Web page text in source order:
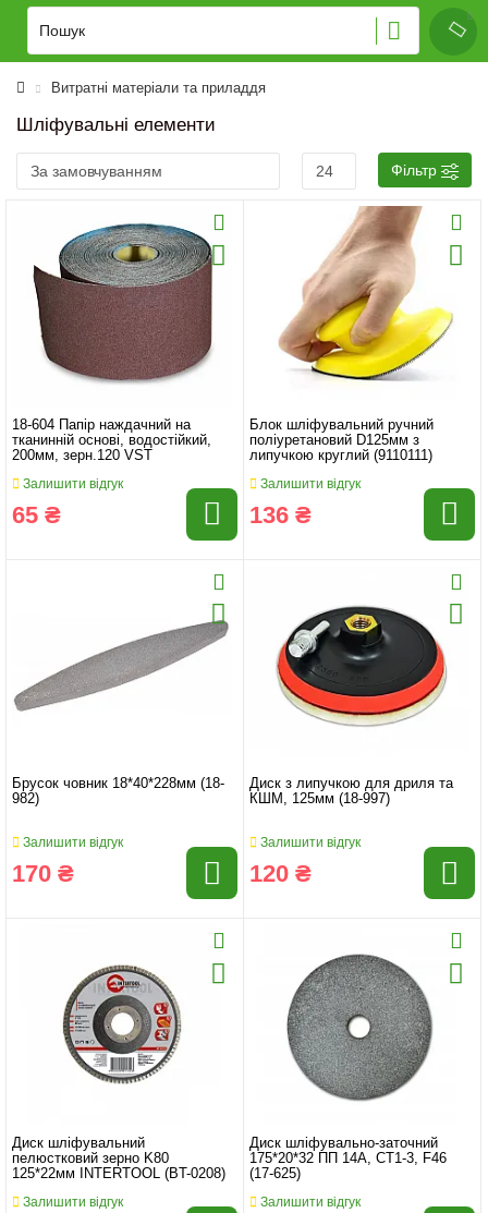
Витратні матеріали та приладдя
Шліфувальні елементи
Фільтр
18-604 Папір наждачний на
тканинній основі, водостійкий,
200мм, зерн.120 VST
Залишити відгук
65 ₴
Блок шліфувальний ручний
поліуретановий D125мм з
липучкою круглий (9110111)
Залишити відгук
136 ₴
Брусок човник 18*40*228мм (18-
982)
Залишити відгук
170 ₴
Диск з липучкою для дриля та
КШМ, 125мм (18-997)
Залишити відгук
120 ₴
Диск шліфувальний
пелюстковий зерно K80
125*22мм INTERTOOL (BT-0208)
Залишити відгук
Диск шліфувально-заточний
175*20*32 ПП 14А, СТ1-3, F46
(17-625)
Залишити відгук